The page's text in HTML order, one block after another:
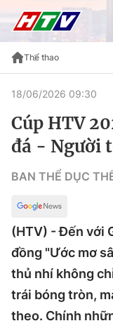
Thể thao
18/06/2026 09:30
Cúp HTV
đá - Người
BAN THỂ DỤC
(HTV) - Đến với
đồng "Ước mơ
thủ nhí không
trái bóng tròn,
theo. Chính